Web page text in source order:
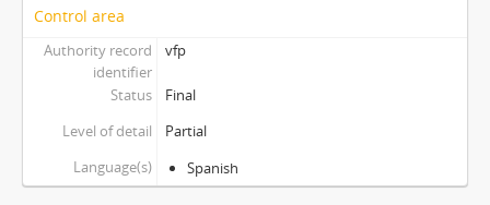
Control area
Authority record
identifier
vfp
Status
Final
Level of detail
Partial
Language(s)
Spanish